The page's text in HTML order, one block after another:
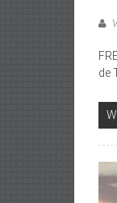
de